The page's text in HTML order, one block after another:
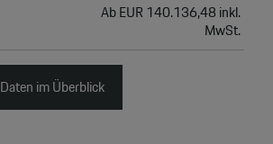
Ab EUR 140.136,48 inkl.
MwSt.
im Überblick